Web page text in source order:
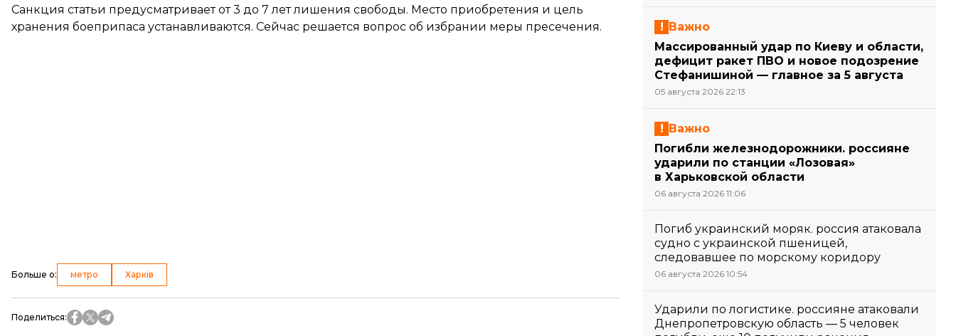
Санкция статьи предусматривает от 3 до 7 лет лишения свободы. Место приобретения и цель
хранения боеприпаса устанавливаются. Сейчас решается вопрос об избрании меры пресечения.
Больше о: метро Харків
Поделиться:
Важно
Массированный удар по Киеву и области,
дефицит ракет ПВО и новое подозрение
Стефанишиной — главное за 5 августа
05 августа 2026 22:13
Важно
Погибли железнодорожники. россияне
ударили по станции «Лозовая»
в Харьковской области
06 августа 2026 11:06
Погиб украинский моряк. россия атаковала
судно с украинской пшеницей,
следовавшее по морскому коридору
06 августа 2026 10:54
Ударили по логистике. россияне атаковали
Днепропетровскую область — 5 человек